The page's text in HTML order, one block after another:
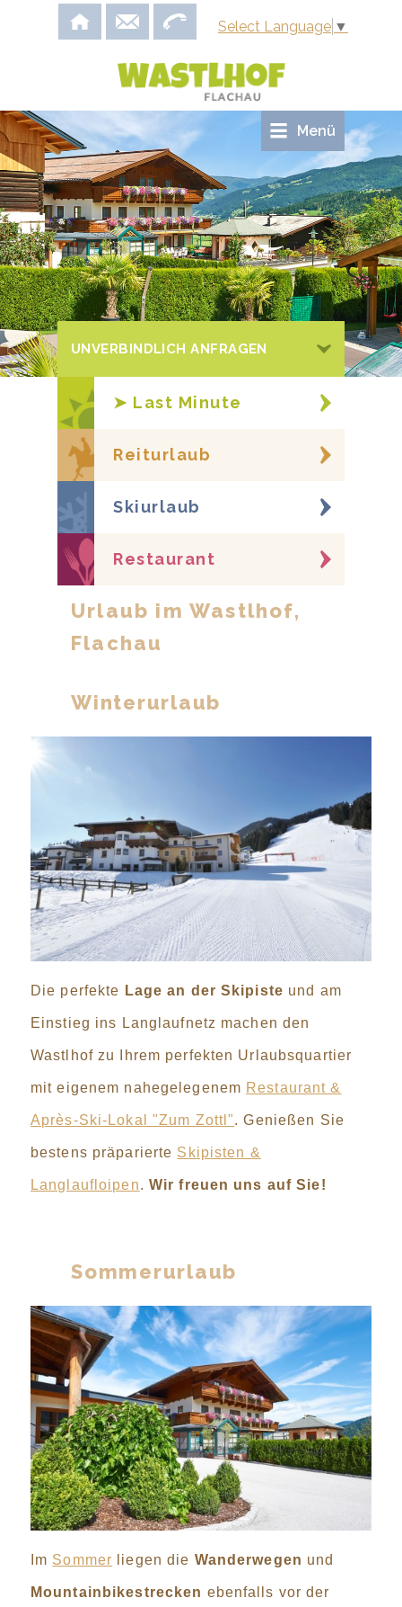
Select Language ▼
Menü
UNVERBINDLICH ANFRAGEN
➤ Last Minute
Reiturlaub
Skiurlaub
Restaurant
Urlaub im Wastlhof,
Flachau
Winterurlaub
Die perfekte Lage an der Skipiste und am
Einstieg ins Langlaufnetz machen den
Wastlhof zu Ihrem perfekten Urlaubsquartier
mit eigenem nahegelegenem Restaurant &
Après-Ski-Lokal "Zum Zottl". Genießen Sie
bestens präparierte Skipisten &
Langlaufloipen. Wir freuen uns auf Sie!
Sommerurlaub
Im Sommer liegen die Wanderwegen und
Mountainbikestrecken ebenfalls vor der